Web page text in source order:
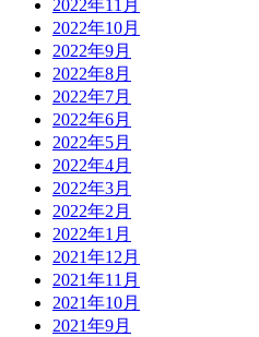
2022年11月
2022年10月
2022年9月
2022年8月
2022年7月
2022年6月
2022年5月
2022年4月
2022年3月
2022年2月
2022年1月
2021年12月
2021年11月
2021年10月
2021年9月